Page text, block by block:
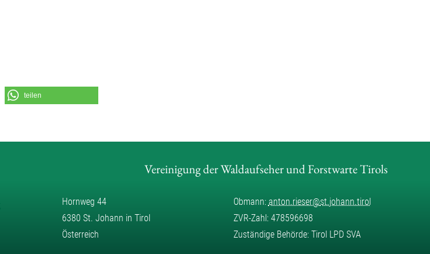
teilen
Vereinigung der Waldaufseher und Forstwarte Tirols
Hornweg 44
6380 St. Johann in Tirol
Österreich
Obmann: anton.rieser@st.johann.tirol
ZVR-Zahl: 478596698
Zuständige Behörde: Tirol LPD SVA